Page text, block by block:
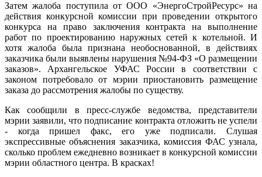
Затем жалоба поступила от ООО «ЭнергоСтройРесурс» на
действия конкурсной комиссии при проведении открытого
конкурса на право заключения контракта на выполнение
работ по проектированию наружных сетей к котельной. И
хотя жалоба была признана необоснованной, в действиях
заказчика были выявлены нарушения №94-ФЗ «О размещении
заказов». Архангельское УФАС России в соответствии с
законом потребовало от мэрии приостановить размещение
заказа до рассмотрения жалобы по существу.
Как сообщили в пресс-службе ведомства, представители
мэрии заявили, что подписание контракта отложить не успели
- когда пришел факс, его уже подписали. Слушая
экспрессивные объяснения заказчика, комиссия ФАС узнала,
сколько проблем ежедневно возникает в конкурсной комиссии
мэрии областного центра. В красках!